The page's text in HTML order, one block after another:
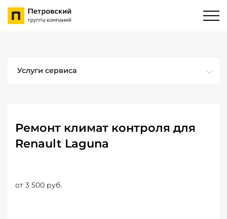
Услуги сервиса
Ремонт климат контроля для
Renault Laguna
от 3 500 руб.